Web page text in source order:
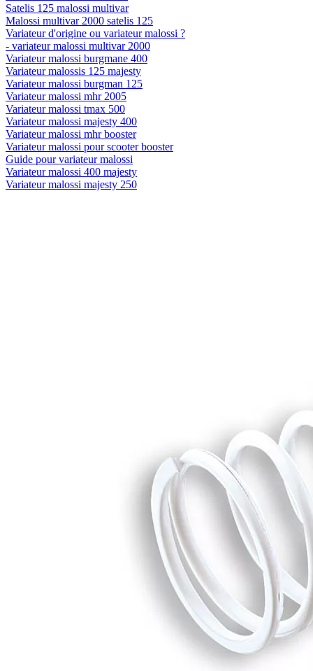
Satelis 125 malossi multivar
Malossi multivar 2000 satelis 125
Variateur d'origine ou variateur malossi ?
- variateur malossi multivar 2000
Variateur malossi burgmane 400
Variateur malossis 125 majesty
Variateur malossi burgman 125
Variateur malossi mhr 2005
Variateur malossi tmax 500
Variateur malossi majesty 400
Variateur malossi mhr booster
Variateur malossi pour scooter booster
Guide pour variateur malossi
Variateur malossi 400 majesty
Variateur malossi majesty 250